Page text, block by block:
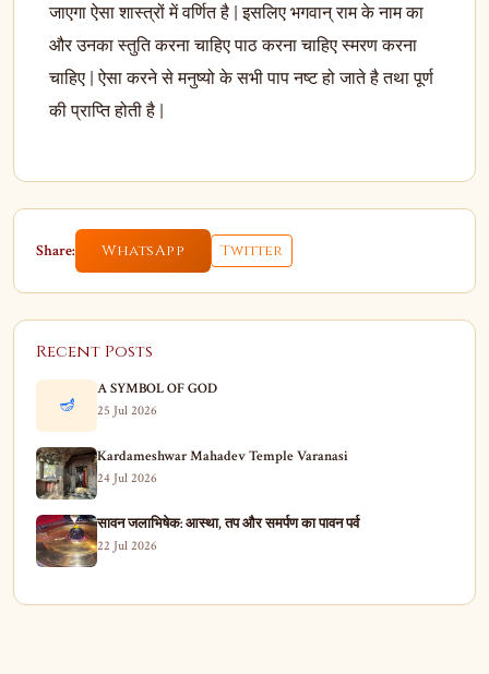
जाएगा ऐसा शास्त्रों में वर्णित है | इसलिए भगवान् राम के नाम का
और उनका स्तुति करना चाहिए पाठ करना चाहिए स्मरण करना
चाहिए | ऐसा करने से मनुष्यो के सभी पाप नष्ट हो जाते है तथा पूर्ण
की प्राप्ति होती है |
Share: WhatsApp Twitter
Recent Posts
🪔
A SYMBOL OF GOD
25 Jul 2026
Kardameshwar Mahadev Temple Varanasi
24 Jul 2026
सावन जलाभिषेक: आस्था, तप और समर्पण का पावन पर्व
22 Jul 2026